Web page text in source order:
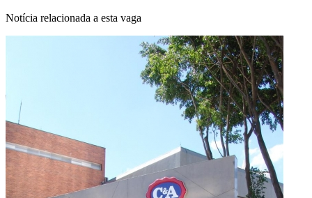
Notícia relacionada a esta vaga